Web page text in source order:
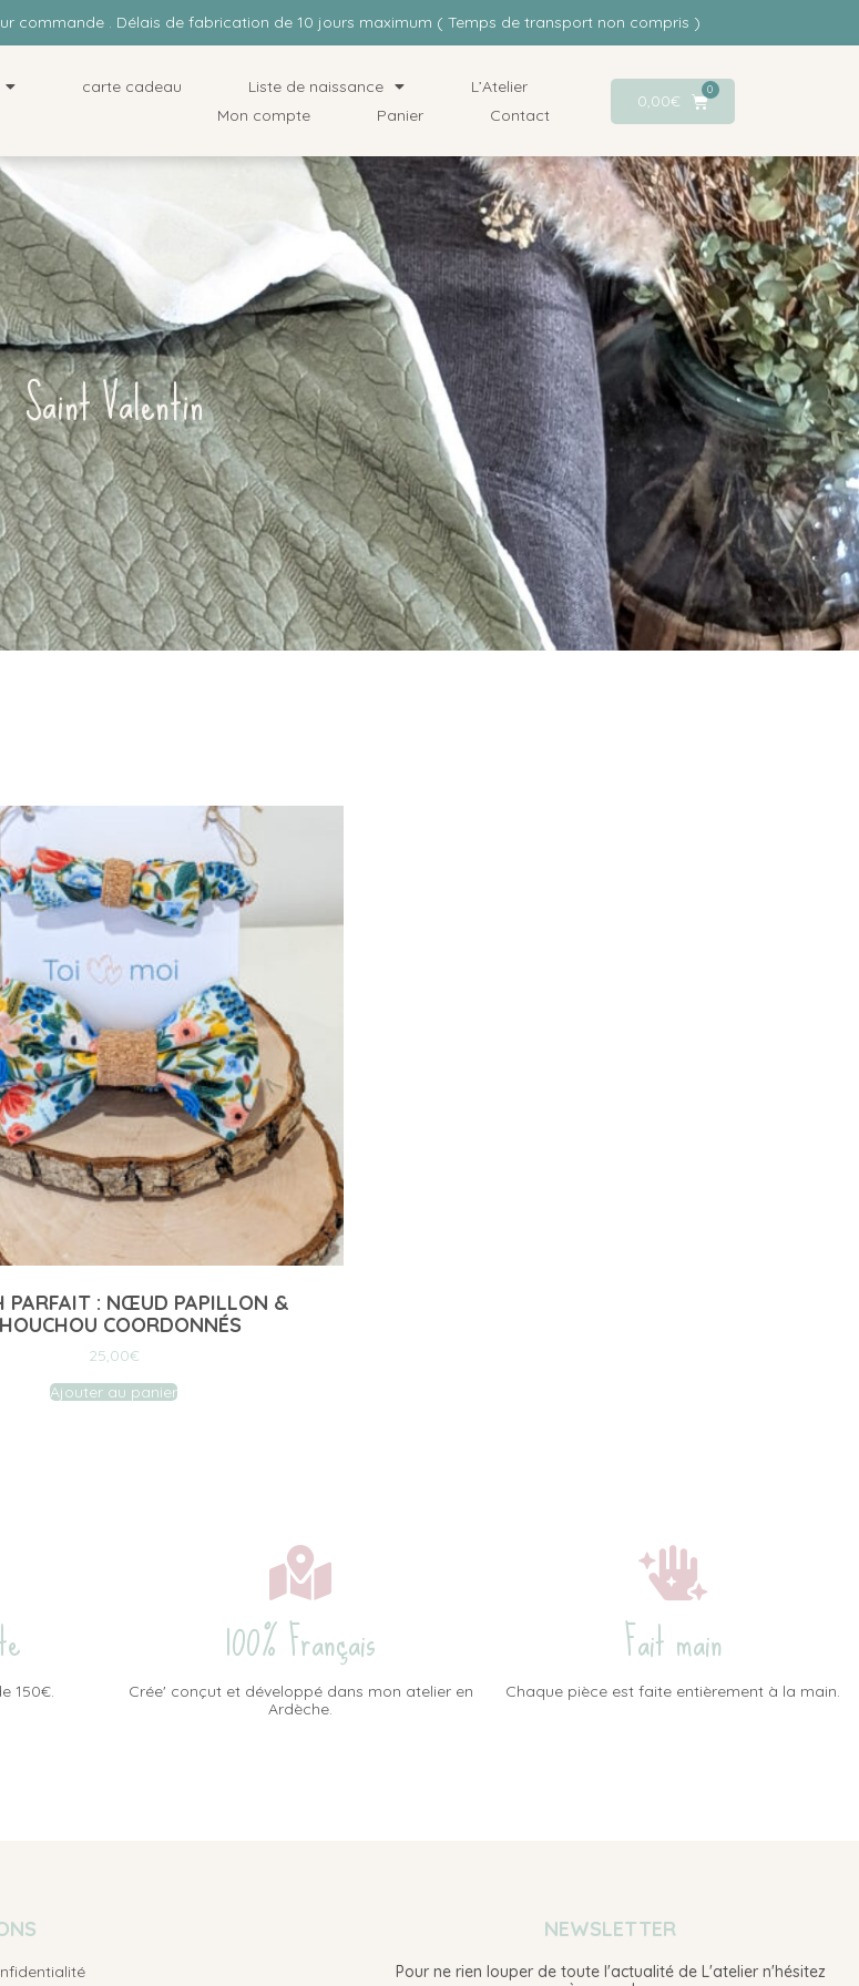
commande . Délais de fabrication de 10 jours maximum ( Temps de transport non compris )
carte cadeau Liste de naissance
L’Atelier
Mon compte
Panier Contact
0,00€
0
Saint Valentin
PARFAIT : NŒUD PAPILLON &
COORDONNÉS
25,00€
Ajouter au panier
150€.
100% Français
Crée' conçut et développé dans mon atelier en
Ardèche.
Fait main
Chaque pièce est faite entièrement à la main.
NEWSLETTER
Pour ne rien louper de toute l'actualité de L'atelier n'hésitez